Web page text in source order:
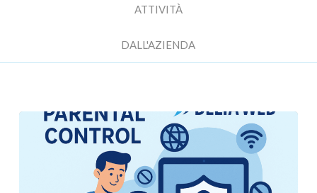
ATTIVITÀ
DALL'AZIENDA